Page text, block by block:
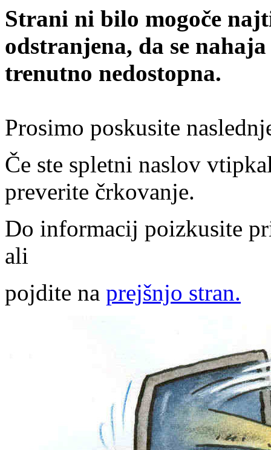
Strani ni bilo mogoče
odstranjena, da se
trenutno nedostopna.
Prosimo poskusite
Če ste spletni naslov
preverite črkovanje.
Do informacij poizkusite
ali
pojdite na prejšnjo stran.